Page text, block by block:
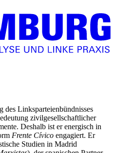
des Linksparteienbündnisses
zivilgesellschaftlicher
Deshalb ist er energisch in
Frente Cívico engagiert. Er
Studien in Madrid